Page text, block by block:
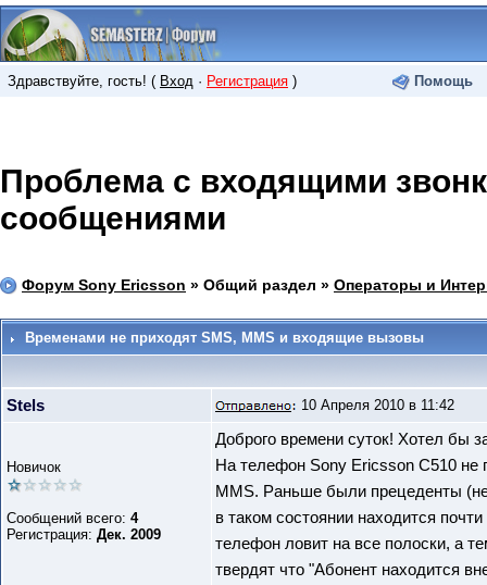
Здравствуйте, гость! ( Вход · Регистрация ) Помощь
Проблема с входящими
сообщениями
Форум Sony Ericsson » Общий раздел » Операторы и
Временами не приходят SMS, MMS и входящие вызовы
Stels 10 Апреля 2010 в 11:42
Новичок
Сообщений всего: 4
Регистрация: Дек. 2009
Доброго времени суток! Хотел бы
На телефон Sony Ericsson C510 не
MMS. Раньше были прецеденты
в таком состоянии находится
телефон ловит на все полоски, а
твердят что "Абонент находится